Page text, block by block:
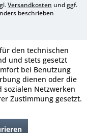
Versandkosten und ggf.
beschrieben
den technischen
und stets gesetzt
bei Benutzung
dienen oder die
Netzwerken
Zustimmung gesetzt.